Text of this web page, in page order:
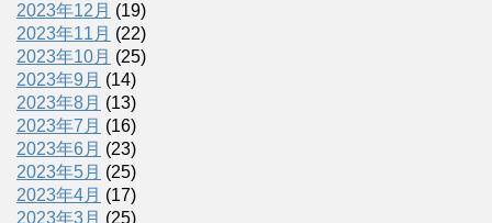
2023年12月 (19)
2023年11月 (22)
2023年10月 (25)
2023年9月 (14)
2023年8月 (13)
2023年7月 (16)
2023年6月 (23)
2023年5月 (25)
2023年4月 (17)
2023年3月 (25)